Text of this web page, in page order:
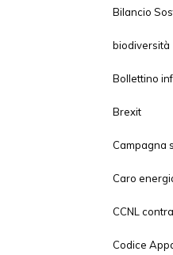
Bilancio
biodiversità
Bollettino
Brexit
Campagna
Caro
CCNL
Codice